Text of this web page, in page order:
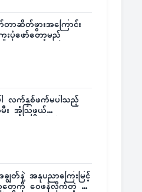
တာဆိတ်ဖွားအကြောင်း
ပုံဖော်တော့မည်
ါ လက်နှစ်ဖက်မပါသည့်
း အံ့သြဖွယ်
ျွတ်နဲ့ အနုပညာကြေးမြင့်
တွေကို ဝေဖန်လိုက်တဲ့ သ